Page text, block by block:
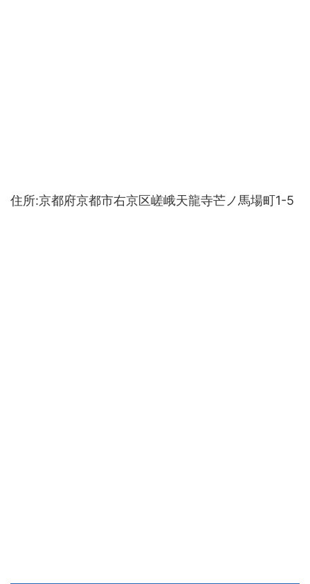
住所:京都府京都市右京区嵯峨天龍寺芒ノ馬場町1-5